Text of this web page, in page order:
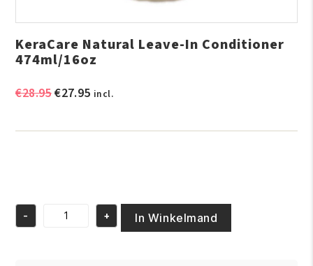
KeraCare Natural Leave-In Conditioner
474ml/16oz
€28.95Oorspronkelijke
€27.95Huidige
incl.
KeraCare
- + In Winkelmand